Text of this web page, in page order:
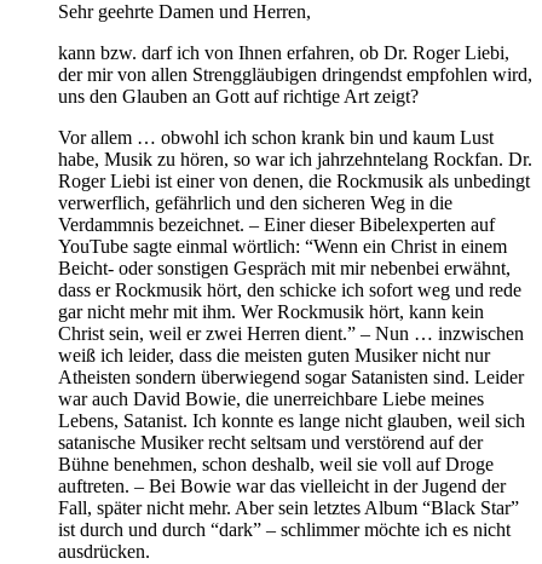
Sehr geehrte Damen und Herren,
kann bzw. darf ich von Ihnen erfahren, ob Dr. Roger Liebi,
der mir von allen Strenggläubigen dringendst empfohlen wird,
uns den Glauben an Gott auf richtige Art zeigt?
Vor allem … obwohl ich schon krank bin und kaum Lust
habe, Musik zu hören, so war ich jahrzehntelang Rockfan. Dr.
Roger Liebi ist einer von denen, die Rockmusik als unbedingt
verwerflich, gefährlich und den sicheren Weg in die
Verdammnis bezeichnet. – Einer dieser Bibelexperten auf
YouTube sagte einmal wörtlich: “Wenn ein Christ in einem
Beicht- oder sonstigen Gespräch mit mir nebenbei erwähnt,
dass er Rockmusik hört, den schicke ich sofort weg und rede
gar nicht mehr mit ihm. Wer Rockmusik hört, kann kein
Christ sein, weil er zwei Herren dient.” – Nun … inzwischen
weiß ich leider, dass die meisten guten Musiker nicht nur
Atheisten sondern überwiegend sogar Satanisten sind. Leider
war auch David Bowie, die unerreichbare Liebe meines
Lebens, Satanist. Ich konnte es lange nicht glauben, weil sich
satanische Musiker recht seltsam und verstörend auf der
Bühne benehmen, schon deshalb, weil sie voll auf Droge
auftreten. – Bei Bowie war das vielleicht in der Jugend der
Fall, später nicht mehr. Aber sein letztes Album “Black Star”
ist durch und durch “dark” – schlimmer möchte ich es nicht
ausdrücken.